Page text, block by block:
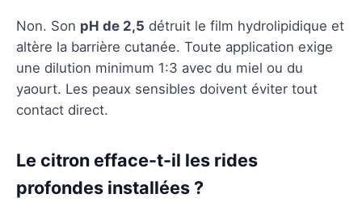
Non. Son pH de 2,5 détruit le film hydrolipidique et
altère la barrière cutanée. Toute application exige
une dilution minimum 1:3 avec du miel ou du
yaourt. Les peaux sensibles doivent éviter tout
contact direct.
Le citron efface-t-il les rides
profondes installées ?